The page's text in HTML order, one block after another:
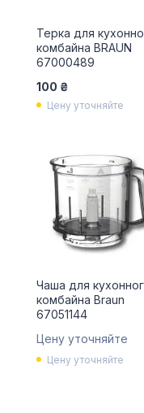
Терка для
комбайна BRAUN
67000489
100 ₴
Цену уточняйте
Чаша для
комбайна Braun
67051144
Цену уточняйте
Цену уточняйте